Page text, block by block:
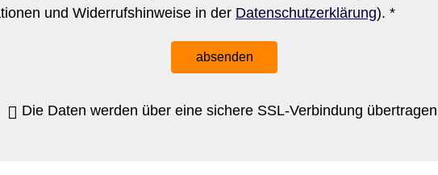
und Widerrufshinweise in der Datenschutzerklärung). *
absenden
Die Daten werden über eine sichere SSL-Verbindung